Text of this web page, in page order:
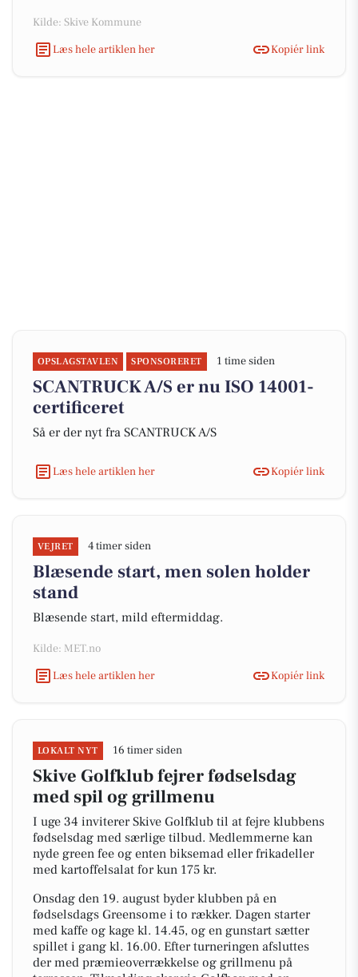
Kilde: Skive Kommune
Læs hele artiklen her
Kopiér link
OPSLAGSTAVLEN SPONSORERET 1 time siden
SCANTRUCK A/S er nu ISO 14001-
certificeret
Så er der nyt fra SCANTRUCK A/S
Læs hele artiklen her Kopiér link
VEJRET 4 timer siden
Blæsende start, men solen holder
stand
Blæsende start, mild eftermiddag.
Kilde: MET.no
Læs hele artiklen her
Kopiér link
LOKALT NYT 16 timer siden
Skive Golfklub fejrer fødselsdag
med spil og grillmenu
I uge 34 inviterer Skive Golfklub til at fejre klubbens
fødselsdag med særlige tilbud. Medlemmerne kan
nyde green fee og enten biksemad eller frikadeller
med kartoffelsalat for kun 175 kr.
Onsdag den 19. august byder klubben på en
fødselsdags Greensome i to rækker. Dagen starter
med kaffe og kage kl. 14.45, og en gunstart sætter
spillet i gang kl. 16.00. Efter turneringen afsluttes
der med præmieoverrækkelse og grillmenu på